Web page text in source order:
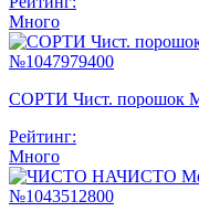
Много
СОРТИ Чист. порошок
Рейтинг:
Много